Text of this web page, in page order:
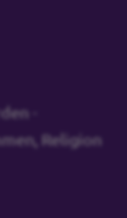
-
Religion